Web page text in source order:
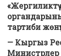
органдарынын
тартиби
— Кыргыз
Министрлер